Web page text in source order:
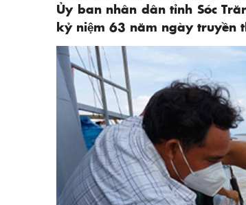
Ủy ban nhân dân tỉnh Sóc
kỷ niệm 63 năm ngày